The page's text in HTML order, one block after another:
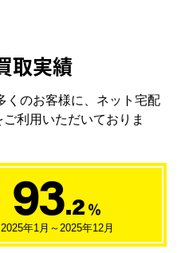
取実績
のお客様に、 ネット宅配
利用いただいておりま
93.2 ％
2025年1月～2025年12月